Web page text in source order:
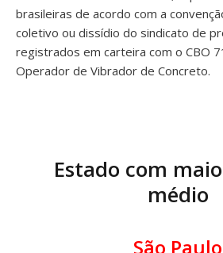
brasileiras de acordo com a
coletivo ou dissídio do sindicato de
registrados em carteira com o CBO
Operador de Vibrador de Concreto.
Estado com
médio
São Paulo